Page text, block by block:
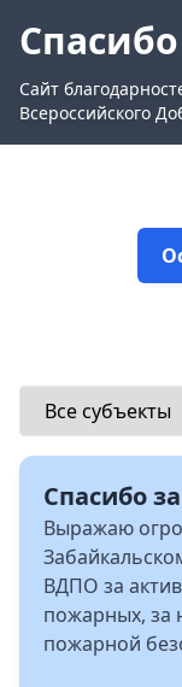
Сайт
Всероссийского
Спасибо
Выражаю
ВДПО за
пожарных, за
пожарной